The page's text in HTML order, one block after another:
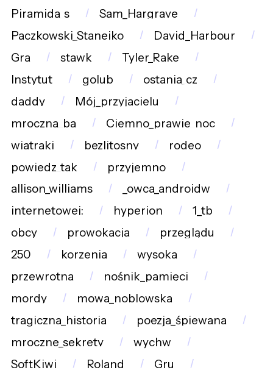
Piramida_s
Sam_Hargrave
Paczkowski_Stanejko
David_Harbour
Gra
stawk
Tyler_Rake
Instytut
golub
ostania_cz
daddy
Mój_przyjacielu
mroczna_ba
Ciemno_prawie_noc
wiatraki
bezlitosny
rodeo
powiedz_tak
przyjemno
allison_williams
_owca_androidw
internetowej:
hyperion
1_tb
obcy
prowokacja
przeglądu
250
korzenia
wysoka
przewrotna
nośnik_pamięci
mordy
mowa_noblowska
tragiczna_historia
poezja_śpiewana
mroczne_sekrety
wychw
SoftKiwi
Roland
Gru